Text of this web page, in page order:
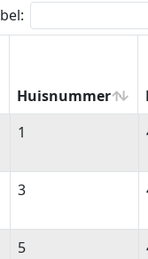
Huisnummer
Huisnummer
1
3
5